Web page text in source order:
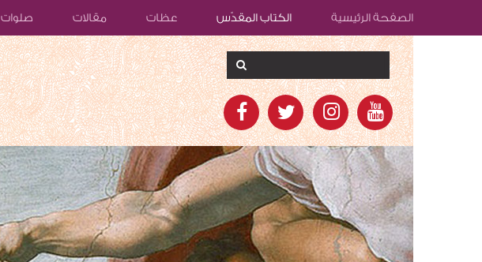
الصفحة الرئيسية الكتاب المقدّس عظات مقالات صلوات